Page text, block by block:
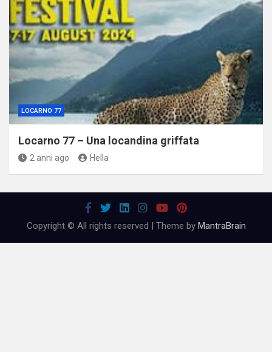
LOCARNO 77
Locarno 77 – Una locandina griffata
2 anni ago Hella
Copyright © All rights reserved | Theme by MantraBrain